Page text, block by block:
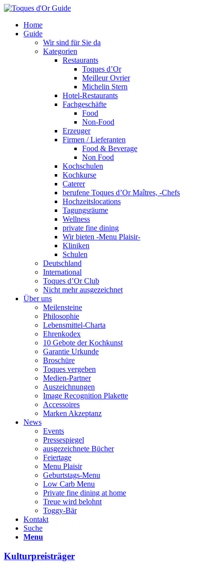
Home
Guide
Wir sind für Sie da
Kategorien
Restaurants
Toques d’Or
Meilleur Ovrier
Michelin Stern
Hotel-Restaurants
Fachgeschäfte
Food
Non-Food
Erzeuger
Firmen / Lieferanten
Food & Beverage
Non Food
Kochschulen
Kochkurse
Caterer
berufene Toques d’Or Maîtres, -Chefs
Hochzeitslocations
Tagungsräume
Wellness
private fine dining
Wir bieten -Menu Plaisir-
Kliniken
Schulen
Deutschland
International
Toques d’Or Club
Nicht mehr ausgezeichnet
Über uns
Meilensteine
Philosophie
Lebensmittel-Charta
Ehrenkodex
10 Gebote der Kochkunst
Garantie Urkunde
Broschüre
Toques vergeben
Medien-Partner
Auszeichnungen
Image Recognition Plakette
Accessoires
Marken Akzeptanz
News
Events
Pressespiegel
ausgezeichnete Bücher
Feiertage
Menu Plaisir
Geburtstags-Menu
Low Carb Menu
Private fine dining at home
Treue wird belohnt
Toggy-Bär
Kontakt
Suche
Menu
Kulturpreisträger